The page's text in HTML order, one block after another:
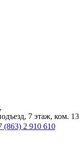
7 этаж, ком.
(863) 2 910 610